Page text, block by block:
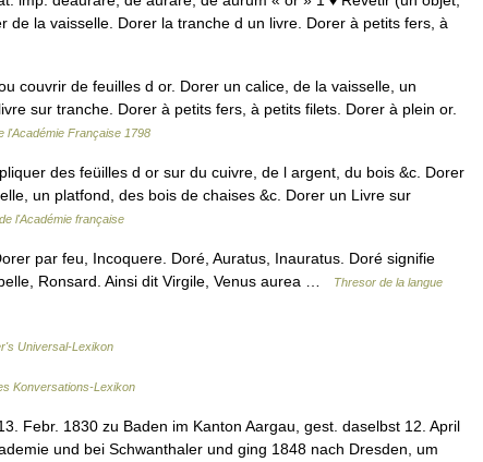
de la vaisselle. Dorer la tranche d un livre. Dorer à petits fers, à
couvrir de feuilles d or. Dorer un calice, de la vaisselle, un
sur tranche. Dorer à petits fers, à petits filets. Dorer à plein or.
l'Académie Française 1798
des feüilles d or sur du cuivre, de l argent, du bois &c. Dorer
un platfond, des bois de chaises &c. Dorer un Livre sur
l'Académie française
par feu, Incoquere. Doré, Auratus, Inauratus. Doré signifie
Ronsard. Ainsi dit Virgile, Venus aurea …
Thresor de la langue
Universal-Lexikon
Konversations-Lexikon
Febr. 1830 zu Baden im Kanton Aargau, gest. daselbst 12. April
und bei Schwanthaler und ging 1848 nach Dresden, um